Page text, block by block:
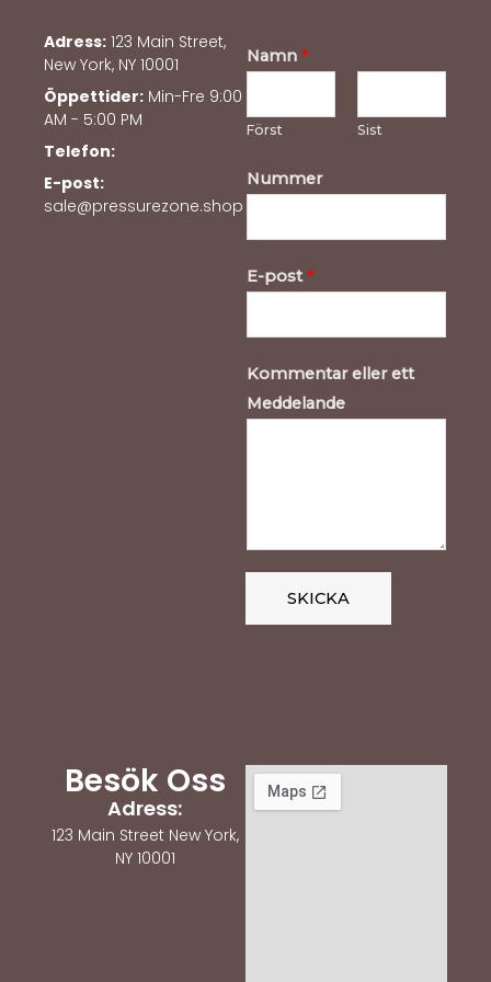
Namn *
Först Sist
Nummer
E-post*
Kommentar eller ett
Meddelande
SKICKA
Adress: 123 Main Street,
New York, NY 10001
Öppettider: Min-Fre 9:00
AM - 5:00 PM
Telefon:
E-post:
sale@pressurezone.shop
Besök Oss
Adress:
123 Main Street New York,
NY 10001